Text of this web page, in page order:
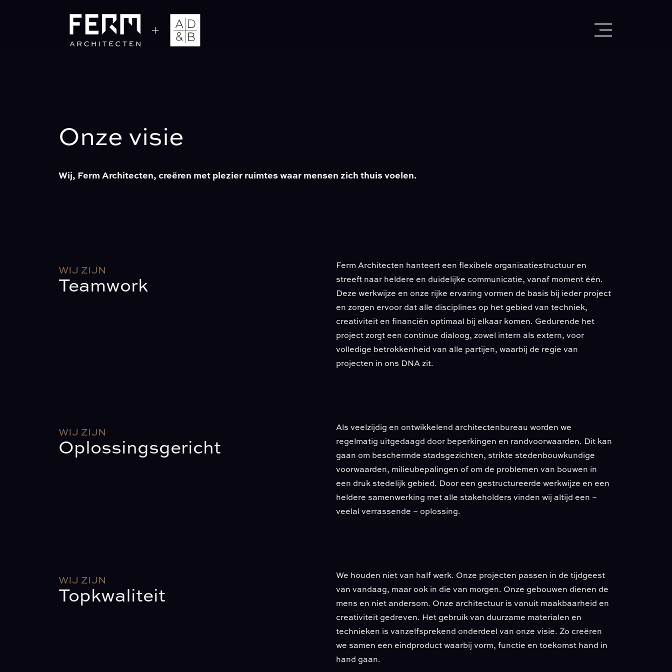
Onze visie
Wij, Ferm Architecten, creëren met plezier ruimtes waar mensen zich thuis voelen.
WIJ ZIJN
Teamwork
Ferm Architecten hanteert een flexibele organisatiestructuur en
streeft naar heldere en duidelijke communicatie, vanaf moment één.
Deze werkwijze en onze rijke ervaring vormen de basis bij ieder project
en zorgen ervoor dat alle disciplines op het gebied van techniek,
creativiteit en financiën optimaal bij elkaar komen. Gedurende het
project zorgt een continue dialoog, zowel intern als extern, voor
volledige betrokkenheid van alle partijen, waarbij de regie van
projecten in ons DNA zit.
WIJ ZIJN
Oplossingsgericht
Als veelzijdig en ontwikkelend architectenbureau worden we
regelmatig uitgedaagd door beperkingen en randvoorwaarden. Dit kan
gaan om beschermde stadsgezichten, strikte stedenbouwkundige
voorwaarden, milieubepalingen of om de problemen van bouwen in
een druk stedelijk gebied. Door een gestructureerde werkwijze en een
heldere samenwerking met alle stakeholders vinden wij altijd een –
veelal verrassende – oplossing.
WIJ ZIJN
Topkwaliteit
We houden niet van half werk. Onze projecten passen in de tijdgeest
van vandaag, maar ook in die van morgen. Onze gebouwen dienen de
mens en niet andersom. Onze architectuur is vanuit maakbaarheid en
creativiteit gedreven. Het gebruik van duurzame materialen en
technieken is vanzelfsprekend onderdeel van onze visie. Zo creëren
we samen een eindproduct waarbij vorm, functie en toekomst hand in
hand gaan.